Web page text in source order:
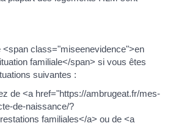
<span class="miseenevidence">en
familiale</span> si vous êtes
suivantes :
de <a href="https://ambrugeat.fr/mes-
de-naissance/?
familiales</a> ou de <a